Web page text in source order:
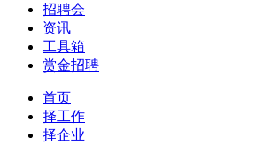
招聘会
资讯
工具箱
赏金招聘
首页
择工作
择企业